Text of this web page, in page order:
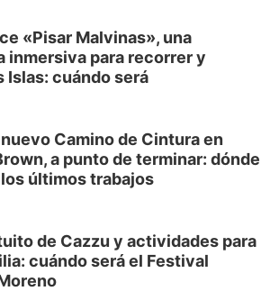
«Pisar Malvinas», una
inmersiva para recorrer y
Islas: cuándo será
Camino de Cintura en
a punto de terminar: dónde
últimos trabajos
de Cazzu y actividades para
cuándo será el Festival